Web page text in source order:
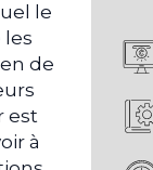
le
les
de
est
à